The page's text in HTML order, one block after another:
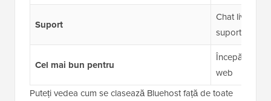
Suport
Chat live 24/
suport
Cel mai bun pentru
Începători
web
Puteți vedea cum se clasează Bluehost față de toate